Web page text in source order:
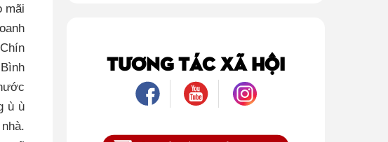
mãi
ù ù
TƯƠNG TÁC XÃ HỘI